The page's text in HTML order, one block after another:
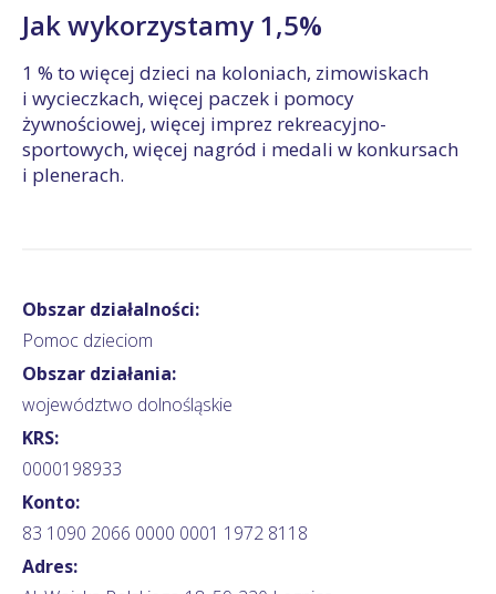
Jak wykorzystamy 1,5%
1 % to więcej dzieci na koloniach, zimowiskach
i wycieczkach, więcej paczek i pomocy
żywnościowej, więcej imprez rekreacyjno-
sportowych, więcej nagród i medali w konkursach
i plenerach.
Obszar działalności:
Pomoc dzieciom
Obszar działania:
województwo dolnośląskie
KRS:
0000198933
Konto:
83 1090 2066 0000 0001 1972 8118
Adres: